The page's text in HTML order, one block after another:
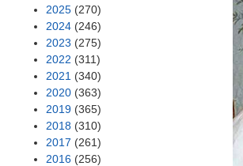
2025 (270)
2024 (246)
2023 (275)
2022 (311)
2021 (340)
2020 (363)
2019 (365)
2018 (310)
2017 (261)
2016 (256)